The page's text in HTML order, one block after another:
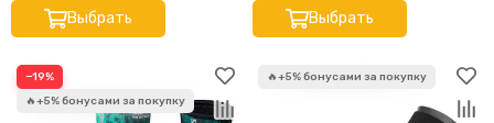
Выбрать Выбрать
−19%